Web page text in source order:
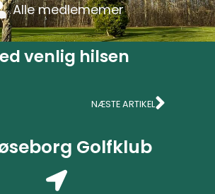
Alle medlememer
venlig hilsen
NÆSTE ARTIKEL
Golfklub